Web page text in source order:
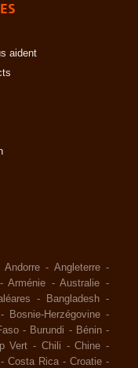
aident
Andorre - Angleterre -
-Arménie -Australie -
- Bangladesh -
- Bosnie-Herzégovine -
- Burundi - Bénin -
Vert - Chili -Chine -
-Costa Rica -Croatie -